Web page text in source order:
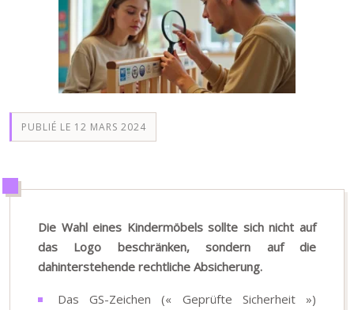
PUBLIÉ LE 12 MARS 2024
Die Wahl eines Kindermöbels sollte sich nicht auf
das Logo beschränken, sondern auf die
dahinterstehende rechtliche Absicherung.
Das GS-Zeichen (« Geprüfte Sicherheit »)